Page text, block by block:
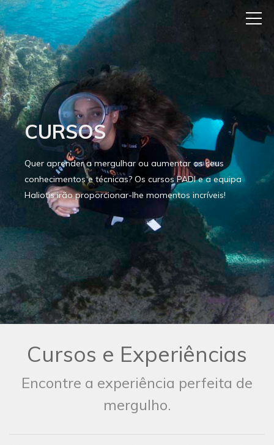
CURSOS
Quer aprender a mergulhar ou aumentar os seus
conhecimentos e técnicas? Os cursos PADI e a equipa
Haliotis irão proporcionar-lhe momentos incríveis!
Cursos e Experiências
Encontre a experiência perfeita de
mergulho.